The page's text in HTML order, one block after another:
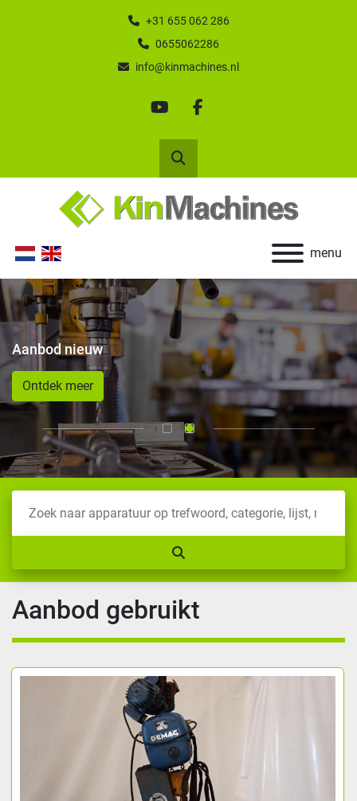
+31 655 062 286
0655062286
info@kinmachines.nl
youtubefacebook
Zoek
menu
Aanbod nieuw
Ontdek meer
Aanbod gebruikt